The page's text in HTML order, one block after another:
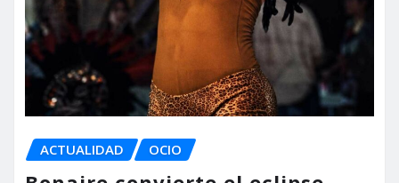
ACTUALIDAD OCIO